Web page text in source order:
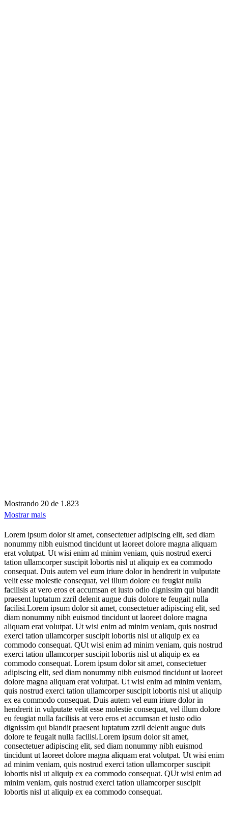
Mostrando 20 de 1.823
Mostrar mais
Lorem ipsum dolor sit amet, consectetuer adipiscing elit, sed diam
nonummy nibh euismod tincidunt ut laoreet dolore magna aliquam
erat volutpat. Ut wisi enim ad minim veniam, quis nostrud exerci
tation ullamcorper suscipit lobortis nisl ut aliquip ex ea commodo
consequat. Duis autem vel eum iriure dolor in hendrerit in vulputate
velit esse molestie consequat, vel illum dolore eu feugiat nulla
facilisis at vero eros et accumsan et iusto odio dignissim qui blandit
praesent luptatum zzril delenit augue duis dolore te feugait nulla
facilisi.Lorem ipsum dolor sit amet, consectetuer adipiscing elit, sed
diam nonummy nibh euismod tincidunt ut laoreet dolore magna
aliquam erat volutpat. Ut wisi enim ad minim veniam, quis nostrud
exerci tation ullamcorper suscipit lobortis nisl ut aliquip ex ea
commodo consequat. QUt wisi enim ad minim veniam, quis nostrud
exerci tation ullamcorper suscipit lobortis nisl ut aliquip ex ea
commodo consequat. Lorem ipsum dolor sit amet, consectetuer
adipiscing elit, sed diam nonummy nibh euismod tincidunt ut laoreet
dolore magna aliquam erat volutpat. Ut wisi enim ad minim veniam,
quis nostrud exerci tation ullamcorper suscipit lobortis nisl ut aliquip
ex ea commodo consequat. Duis autem vel eum iriure dolor in
hendrerit in vulputate velit esse molestie consequat, vel illum dolore
eu feugiat nulla facilisis at vero eros et accumsan et iusto odio
dignissim qui blandit praesent luptatum zzril delenit augue duis
dolore te feugait nulla facilisi.Lorem ipsum dolor sit amet,
consectetuer adipiscing elit, sed diam nonummy nibh euismod
tincidunt ut laoreet dolore magna aliquam erat volutpat. Ut wisi enim
ad minim veniam, quis nostrud exerci tation ullamcorper suscipit
lobortis nisl ut aliquip ex ea commodo consequat. QUt wisi enim ad
minim veniam, quis nostrud exerci tation ullamcorper suscipit
lobortis nisl ut aliquip ex ea commodo consequat.